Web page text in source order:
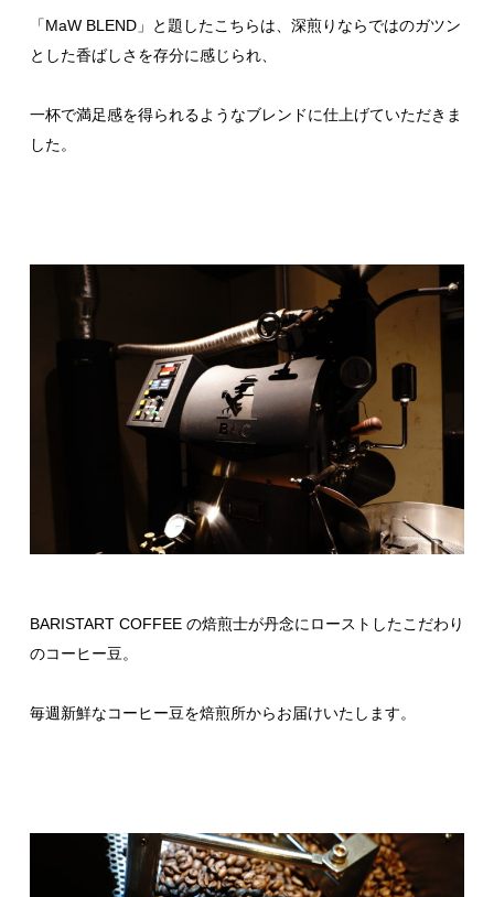
「MaW BLEND」と題したこちらは、深煎りならではのガツン
とした香ばしさを存分に感じられ、
一杯で満足感を得られるようなブレンドに仕上げていただきま
した。
BARISTART COFFEE の焙煎士が丹念にローストしたこだわり
のコーヒー豆。
毎週新鮮なコーヒー豆を焙煎所からお届けいたします。